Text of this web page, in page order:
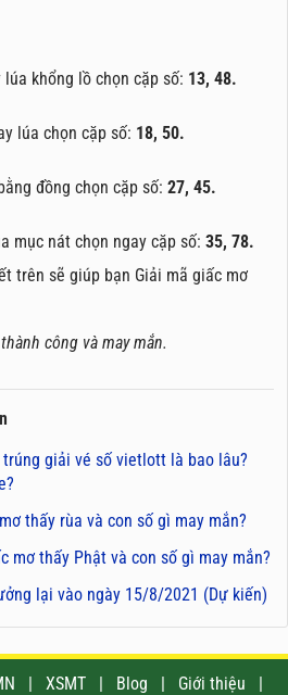
khổng lồ chọn cặp số: 13, 48.
lúa chọn cặp số: 18, 50.
đồng chọn cặp số: 27, 45.
mục nát chọn ngay cặp số: 35, 78.
trên sẽ giúp bạn Giải mã giấc mơ
công và may mắn.
giải vé số vietlott là bao lâu?
thấy rùa và con số gì may mắn?
mơ thấy Phật và con số gì may mắn?
lại vào ngày 15/8/2021 (Dự kiến)
| XSMT | Blog | Giới thiệu |